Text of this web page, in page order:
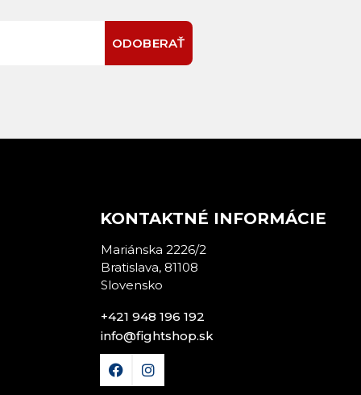
ODOBERAŤ
KONTAKTNÉ INFORMÁCIE
Mariánska 2226/2
Bratislava, 81108
Slovensko
+421 948 196 192
info@fightshop.sk